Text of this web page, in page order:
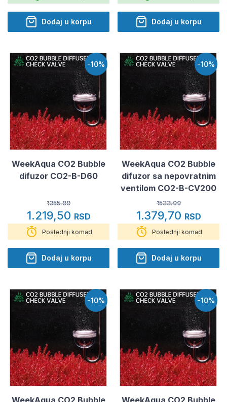
Dodaj u korpu Dodaj u korpu
-10%
WeekAqua CO2 Bubble
difuzor CO2-B-D60
1355.00
1.219,50 RSD
Poslednji komad
Dodaj u korpu
-10%
WeekAqua CO2 Bubble
difuzor sa nepovratnim
ventilom CO2-B-CV200
1533.00
1.379,70 RSD
Poslednji komad
Dodaj u korpu
-10%
WeekAqua CO2 Bubble
-10%
WeekAqua CO2 Bubble